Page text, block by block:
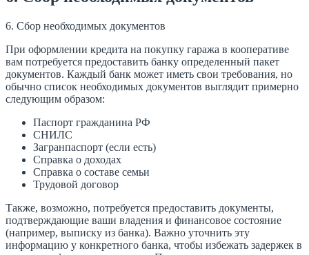
6. Сбор необходимых документов
При оформлении кредита на покупку гаража в кооперативе
вам потребуется предоставить банку определенный пакет
документов. Каждый банк может иметь свои требования, но
обычно список необходимых документов выглядит примерно
следующим образом:
Паспорт гражданина РФ
СНИЛС
Загранпаспорт (если есть)
Справка о доходах
Справка о составе семьи
Трудовой договор
Также, возможно, потребуется предоставить документы,
подтверждающие ваши владения и финансовое состояние
(например, выписку из банка). Важно уточнить эту
информацию у конкретного банка, чтобы избежать задержек в